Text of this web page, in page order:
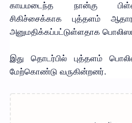
காயமடைந்த நான்கு
சிகிச்சைக்காக புத்தளம்
அனுமதிக்கப்பட்டுள்ளதாக
இது தொடர்பில் புத்தளம்
மேற்கொண்டு வருகின்றனர்.